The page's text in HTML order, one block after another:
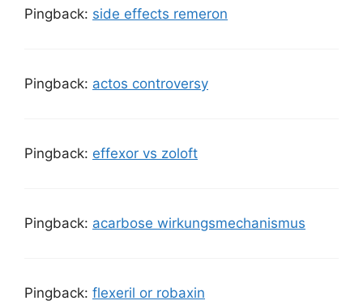
Pingback: side effects remeron
Pingback: actos controversy
Pingback: effexor vs zoloft
Pingback: acarbose wirkungsmechanismus
Pingback: flexeril or robaxin